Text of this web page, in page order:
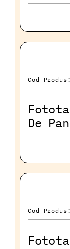
Cod
De
Cod